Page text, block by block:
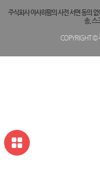
주식회사 아사히팜의 사전 서면 동의
송, 스
COPYRIGHT ©